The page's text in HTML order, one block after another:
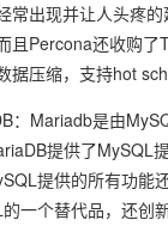
常出现并让人头疼的
且Percona还收购了
据压缩，支持hot
：Mariadb是由
提供了MySQL
提供的所有功能
一个替代品，还创